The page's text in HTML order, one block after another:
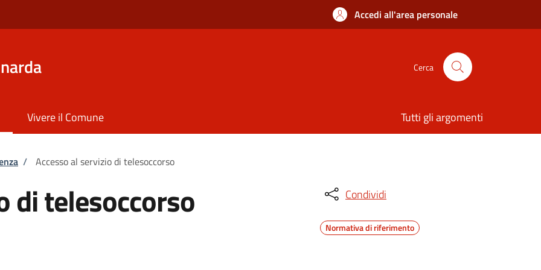
Accedi all'area personale
Cerca
Vivere il Comune Tutti gli argomenti
/ Accesso al servizio di telesoccorso
di telesoccorso Condividi
Normativa di riferimento